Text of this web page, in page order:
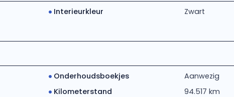
Interieurkleur Zwart
Onderhoudsboekjes
Aanwezig
Kilometerstand
94.517 km